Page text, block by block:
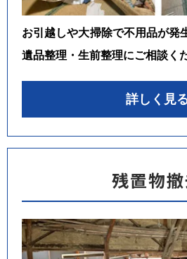
お引越しや大掃除で不用品が発
遺品整理・生前整理にご相談く
詳しく見
残置物